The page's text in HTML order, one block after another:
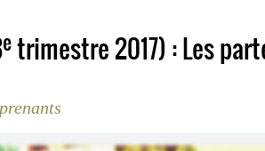
etrimestre 2017) : Les